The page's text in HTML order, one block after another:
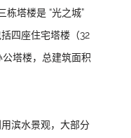
塔楼是 “光之城”
四座住宅塔楼（32
塔楼，总建筑面积
滨水景观，大部分